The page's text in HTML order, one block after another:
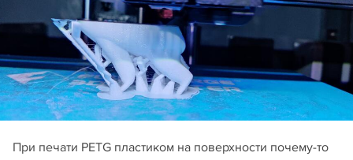
При печати PETG пластиком на поверхности почему-то